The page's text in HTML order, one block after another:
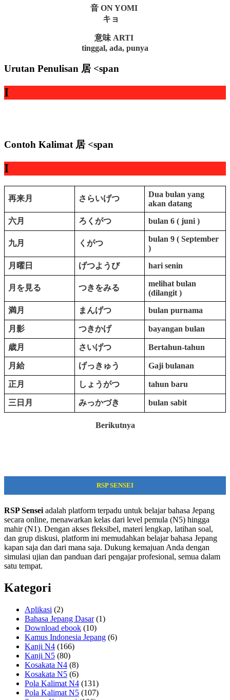
音 ON YOMI
キョ
意味 ARTI
tinggal, ada, punya
Urutan Penulisan 居 <span
I
Contoh Kalimat 居 <span
I
再来月 さらいげつ
Dua bulan yang
akan datang
六月
ろくがつ bulan 6 ( juni )
九月 くがつ
bulan 9 ( September
)
月曜日
げつようび hari senin
月を見る つきをみる
melihat bulan
(dilangit )
満月
まんげつ bulan purnama
月影 つきかげ bayangan bulan
歳月 さいげつ Bertahun-tahun
月給 げっきゅう Gaji bulanan
正月 しょうがつ tahun baru
三日月 みっかづき bulan sabit
Berikutnya
RSP SENSEI
RSP Sensei adalah platform terpadu untuk belajar bahasa Jepang
secara online, menawarkan kelas dari level pemula (N5) hingga
mahir (N1). Dengan akses fleksibel, materi lengkap, latihan soal,
dan grup diskusi, platform ini memudahkan belajar bahasa Jepang
kapan saja dan dari mana saja. Dukung kemajuan Anda dengan
simulasi ujian dan panduan dari pengajar profesional, semua dalam
satu tempat.
Kategori
Aplikasi (2)
Bahasa Jepang Dasar(1)
Download ebook (10)
Kamus Indonesia Jepang (6)
Kanji N4 (166)
Kanji N5 (80)
Kosakata N4 (8)
Kosakata N5 (6)
Pola Kalimat N4 (131)
Pola Kalimat N5 (107)